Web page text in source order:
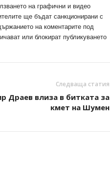
на графични и видео
ще бъдат санкционирани с
на коментарите под
или блокират публикуването
Следваща статия
Драев влиза в битката за
кмет на Шумен